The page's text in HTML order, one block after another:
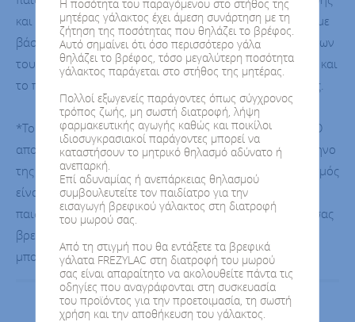
Η ποσότητα του παραγόμενου στο στήθος της
μητέρας γάλακτος έχει άμεση συνάρτηση με τη
ζήτηση της ποσότητας που θηλάζει το βρέφος.
Αυτό σημαίνει ότι όσο περισσότερο γάλα
θηλάζει το βρέφος, τόσο μεγαλύτερη ποσότητα
γάλακτος παράγεται στο στήθος της μητέρας.
Πολλοί εξωγενείς παράγοντες όπως σύγχρονος
τρόπος ζωής, μη σωστή διατροφή, λήψη
φαρμακευτικής αγωγής καθώς και ποικίλοι
ιδιοσυγκρασιακοί παράγοντες μπορεί να
καταστήσουν το μητρικό θηλασμό αδύνατο ή
ανεπαρκή.
Επί αδυναμίας ή ανεπάρκειας θηλασμού
συμβουλευτείτε τον παιδίατρο για την
εισαγωγή βρεφικού γάλακτος στη διατροφή
του μωρού σας.
Από τη στιγμή που θα εντάξετε τα βρεφικά
γάλατα FREZYLAC στη διατροφή του μωρού
σας είναι απαραίτητο να ακολουθείτε πάντα τις
οδηγίες που αναγράφονται στη συσκευασία
του προϊόντος για την προετοιμασία, τη σωστή
χρήση και την αποθήκευση του γάλακτος.
και με λύσεις παιδικής διατροφής ειδικά σχεδιασμένες με
βάση τις απαιτητικές και ιδιαίτερες ανάγκες των γευμάτων
τους. Δημιουργήστε το κατάλληλο γεύμα για το βρέφος και
το παιδί πάντα κατόπιν συμβουλής του παιδίατρου σας.
*Το μητρικό γάλα είναι η ιδανική τροφή για τα βρέφη. Ο
αποκλειστικός μητρικός θηλασμός κατά το πρώτο εξάμηνο
της ζωής είναι ιδανικός για το μωρό σας. Όταν ο θηλασμός
είναι αδύνατος ή δεν επαρκεί συμβουλευτείτε τον
παιδίατρο για την εισαγωγή στη διατροφή του μωρού σας
βρεφικού γάλακτος. Η έναρξη διατροφής με μπιμπερό
μπορεί να έχει αρνητικές επιπτώσεις στον θηλασμό.